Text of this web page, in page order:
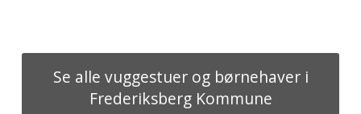
Se alle vuggestuer og børnehaver i
Frederiksberg Kommune